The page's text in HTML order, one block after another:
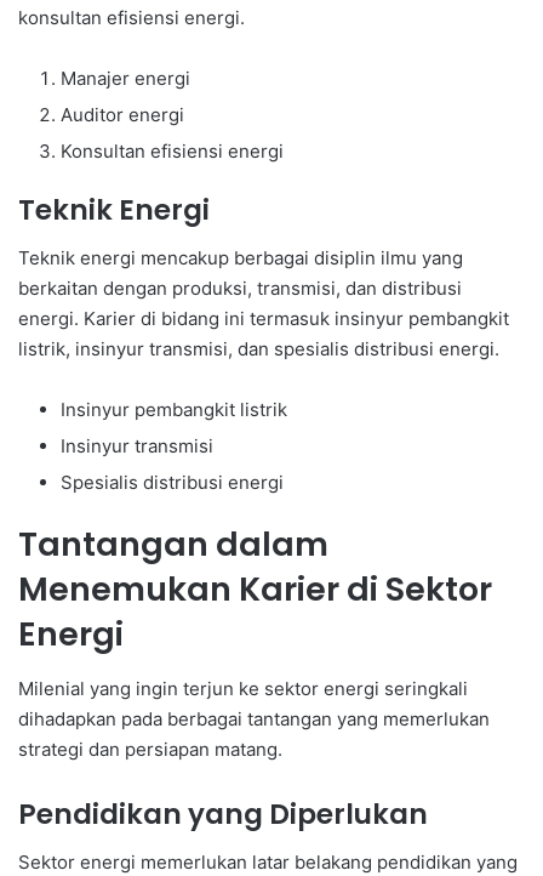
konsultan efisiensi energi.
Manajer energi
Auditor energi
Konsultan efisiensi energi
Teknik Energi
Teknik energi mencakup berbagai disiplin ilmu yang
berkaitan dengan produksi, transmisi, dan distribusi
energi. Karier di bidang ini termasuk insinyur pembangkit
listrik, insinyur transmisi, dan spesialis distribusi energi.
Insinyur pembangkit listrik
Insinyur transmisi
Spesialis distribusi energi
Tantangan dalam
Menemukan Karier di Sektor
Energi
Milenial yang ingin terjun ke sektor energi seringkali
dihadapkan pada berbagai tantangan yang memerlukan
strategi dan persiapan matang.
Pendidikan yang Diperlukan
Sektor energi memerlukan latar belakang pendidikan yang